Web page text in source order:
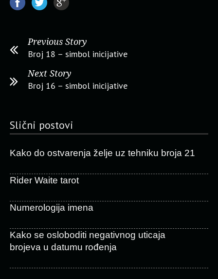
Previous Story
Broj 18 – simbol inicijative
Next Story
Broj 16 – simbol inicijative
Slični postovi
Kako do ostvarenja želje uz tehniku broja 21
Rider Waite tarot
Numerologija imena
Kako se osloboditi negativnog uticaja
brojeva u datumu rođenja